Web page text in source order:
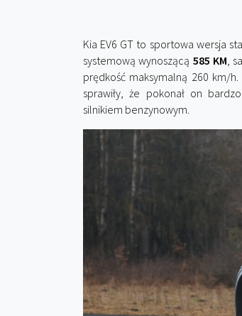
Kia EV6 GT to sportowa wersja
systemową wynoszącą 585 KM,
prędkość maksymalną 260 km/
sprawiły, że pokonał on
silnikiem benzynowym.